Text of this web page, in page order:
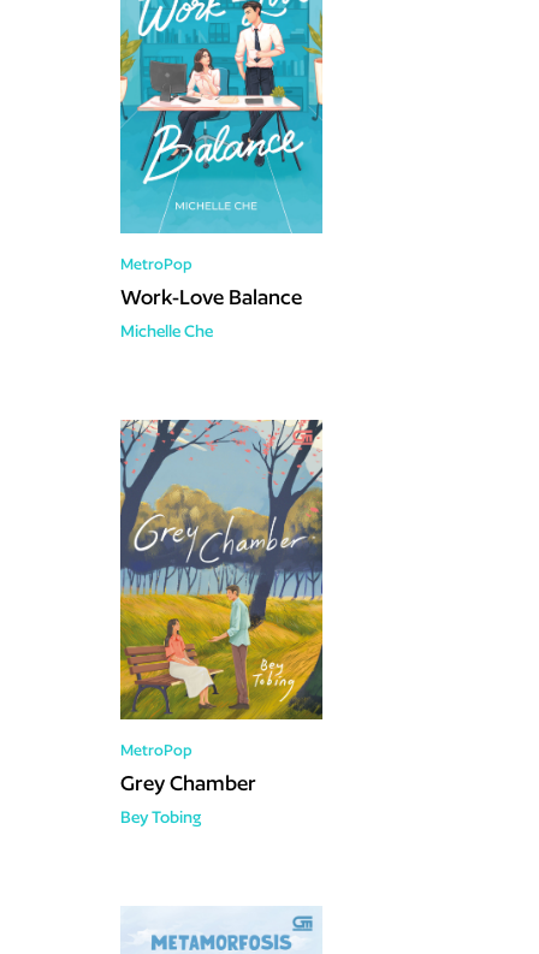
MetroPop
Work-Love Balance
Michelle Che
MetroPop
Grey Chamber
Bey Tobing